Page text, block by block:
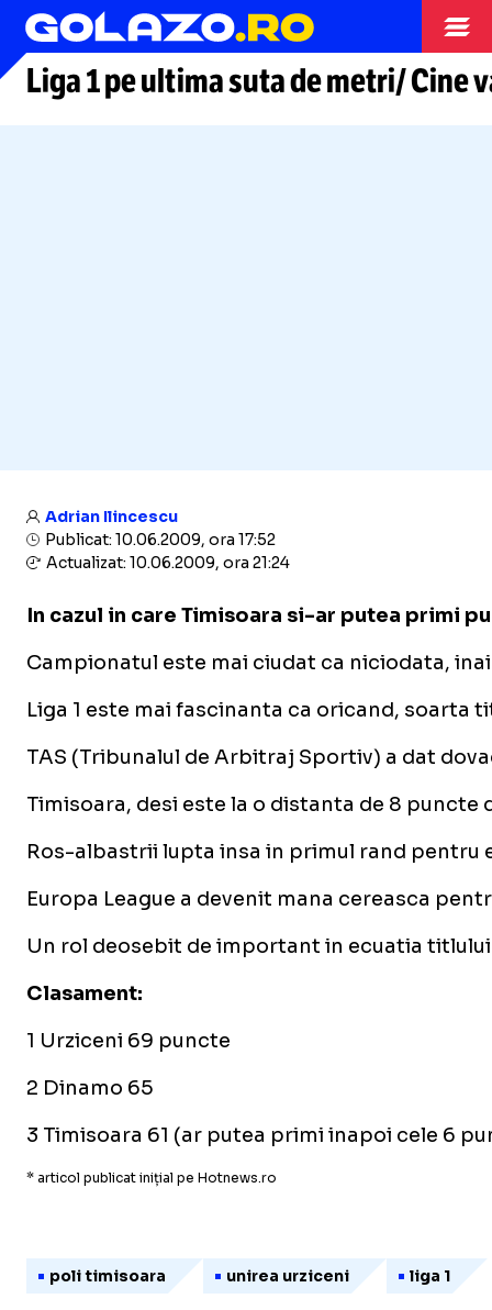
Arhiva fotbal
Liga 1 pe ultima suta de metri/ Cine
Adrian Ilincescu
Publicat: 10.06.2009, ora 17:52
Actualizat: 10.06.2009, ora 21:24
In cazul in care Timisoara si-ar putea primi
Campionatul este mai ciudat ca niciodata,
Liga 1 este mai fascinanta ca oricand, soarta
TAS (Tribunalul de Arbitraj Sportiv) a dat
Timisoara, desi este la o distanta de 8
Ros-albastrii lupta insa in primul rand pentru
Europa League a devenit mana cereasca
Un rol deosebit de important in ecuatia
Clasament:
1 Urziceni 69 puncte
2 Dinamo 65
3 Timisoara 61 (ar putea primi inapoi cele 6
* articol publicat inițial pe Hotnews.ro
poli timisoara unirea urziceni liga 1